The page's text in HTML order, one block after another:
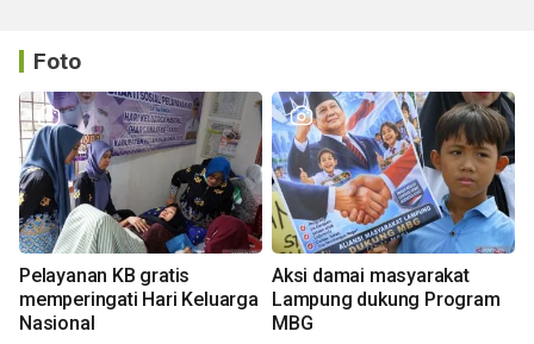
Foto
Pelayanan KB gratis
memperingati Hari Keluarga
Nasional
Aksi damai masyarakat
Lampung dukung Program
MBG